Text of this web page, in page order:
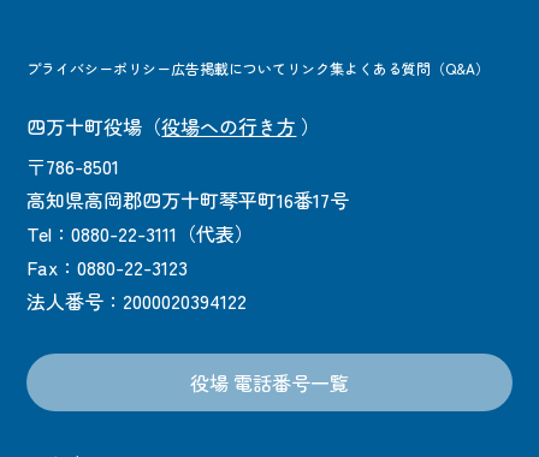
プライバシーポリシー広告掲載について リンク集よくある質問（Q&A）
四万十町役場 （役場への行き方 ）
〒786-8501
高知県高岡郡四万十町琴平町16番17号
Tel：0880-22-3111（代表）
Fax：0880-22-3123
法人番号：2000020394122
役場 電話番号一覧